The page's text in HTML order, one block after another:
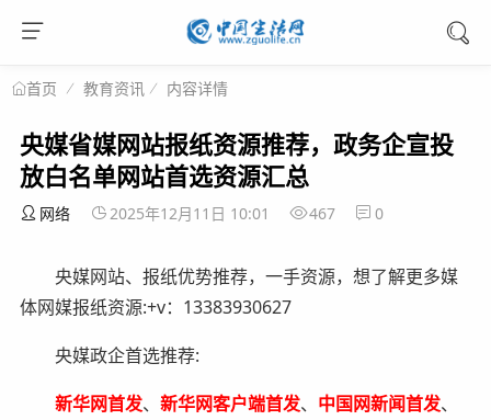
首页 教育资讯 内容详情
央媒省媒网站报纸资源推荐，政务企宣投
放白名单网站首选资源汇总
网络 2025年12月11日 10:01 467 0
央媒网站、报纸优势推荐，一手资源，想了解更多媒
体网媒报纸资源:+v：13383930627
央媒政企首选推荐:
新华网首发、 新华网客户端首发、 中国网新闻首发、